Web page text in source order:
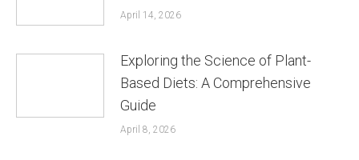
April 14, 2026
Exploring the Science of Plant-
Based Diets: A Comprehensive
Guide
April 8, 2026